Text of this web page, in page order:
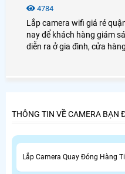
4784
Lắp camera wifi giá rẻ
nay để khách hàng giám
diễn ra ở gia đình, cửa
THÔNG TIN VỀ CAMERA BẠN
Lắp Camera Quay Đóng Hàng